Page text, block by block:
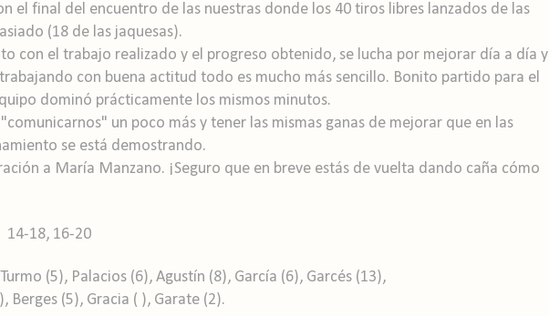
el final del encuentro de las nuestras donde los 40 tiros libres lanzados de las
(18 de las jaquesas).
con el trabajo realizado y el progreso obtenido, se lucha por mejorar día a día y
con buena actitud todo es mucho más sencillo. Bonito partido para el
dominó prácticamente los mismos minutos.
un poco más y tener las mismas ganas de mejorar que en las
se está demostrando.
a María Manzano. ¡Seguro que en breve estás de vuelta dando caña cómo
14-18, 16-20
(5), Palacios (6), Agustín (8), García (6), Garcés (13),
Berges (5), Gracia ( ), Garate (2).